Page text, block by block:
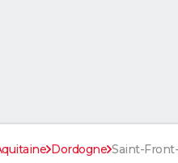
Dordogne Saint-